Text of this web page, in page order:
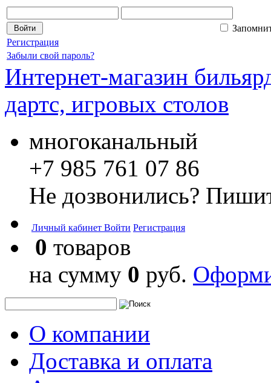
Регистрация
Забыли свой пароль?
Интернет-магазин
дартс, игровых столов
многоканальный
+7 985 761 07 86
Не дозвонились?
Личный кабинет Войти Регистрация
0 товаров
на сумму 0 руб.
О компании
Доставка и оплата